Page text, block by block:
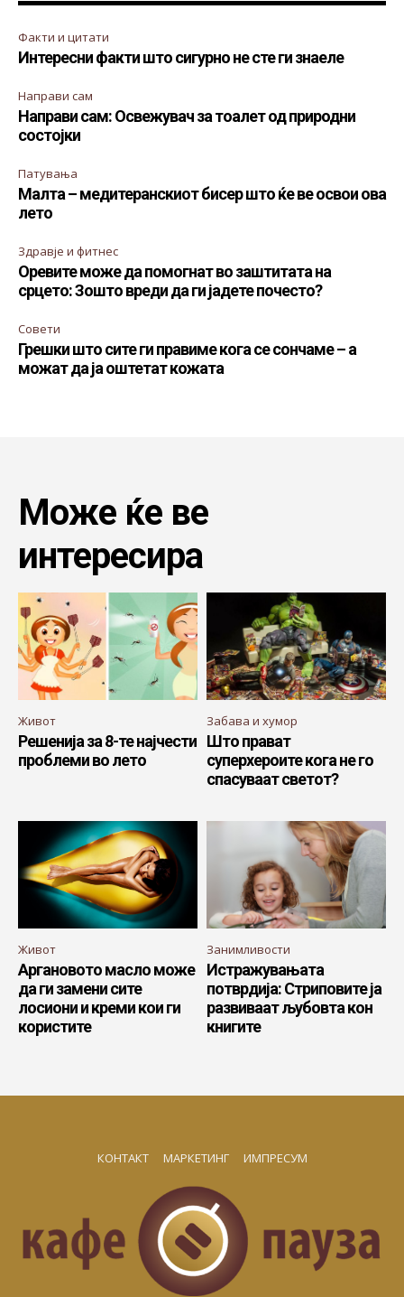
Факти и цитати
Интересни факти што сигурно не сте ги знаеле
Направи сам
Направи сам: Освежувач за тоалет од природни
состојки
Патувања
Малта – медитеранскиот бисер што ќе ве освои ова
лето
Здравје и фитнес
Оревите може да помогнат во заштитата на
срцето: Зошто вреди да ги јадете почесто?
Совети
Грешки што сите ги правиме кога се сончаме – а
можат да ја оштетат кожата
Може ќе ве
интересира
Живот
Решенија за 8-те најчести
проблеми во лето
Забава и хумор
Што прават
суперхероите кога не го
спасуваат светот?
Живот
Аргановото масло може
да ги замени сите
лосиони и креми кои ги
користите
Занимливости
Истражувањата
потврдија: Стриповите ја
развиваат љубовта кон
книгите
КОНТАКТ МАРКЕТИНГ ИМПРЕСУМ